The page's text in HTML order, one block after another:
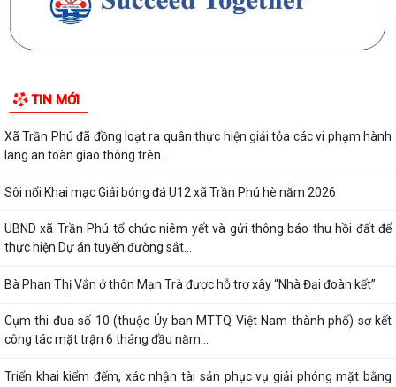
TIN MỚI
Xã Trần Phú đã đồng loạt ra quân thực hiện giải tỏa các vi phạm hành
lang an toàn giao thông trên...
Sôi nổi Khai mạc Giải bóng đá U12 xã Trần Phú hè năm 2026
UBND xã Trần Phú tổ chức niêm yết và gửi thông báo thu hồi đất để
thực hiện Dự án tuyến đường sắt...
Bà Phan Thị Vắn ở thôn Mạn Trà được hỗ trợ xây “Nhà Đại đoàn kết”
Cụm thi đua số 10 (thuộc Ủy ban MTTQ Việt Nam thành phố) sơ kết
công tác mặt trận 6 tháng đầu năm...
Triển khai kiểm đếm, xác nhận tài sản phục vụ giải phóng mặt bằng